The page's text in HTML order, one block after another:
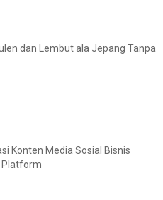
dan Lembut ala Jepang Tanpa
Konten Media Sosial Bisnis